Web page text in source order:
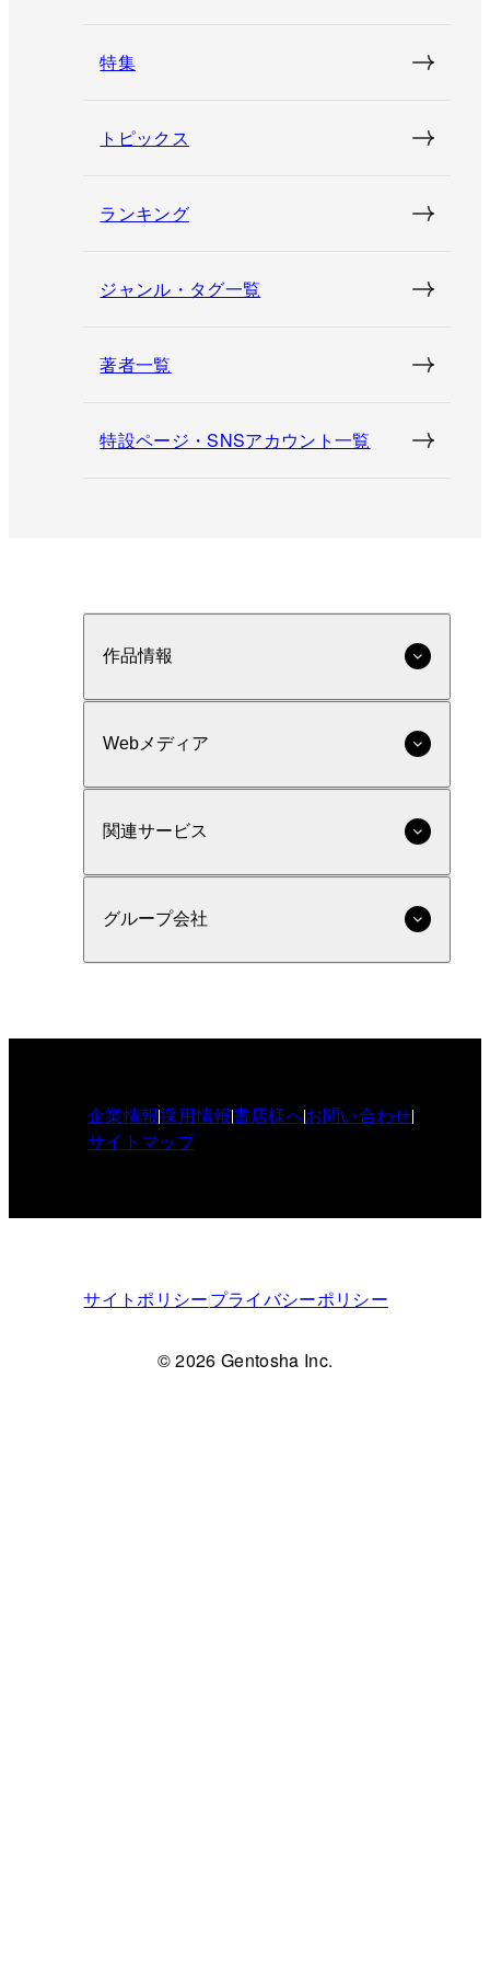
特集
トピックス
ランキング
ジャンル・タグ一覧
著者一覧
特設ページ・SNSアカウント一覧
作品情報
Webメディア
関連サービス
グループ会社
企業情報採用情報書店様へお問い合わせ
サイトマップ
サイトポリシープライバシーポリシー
© 2026 Gentosha Inc.